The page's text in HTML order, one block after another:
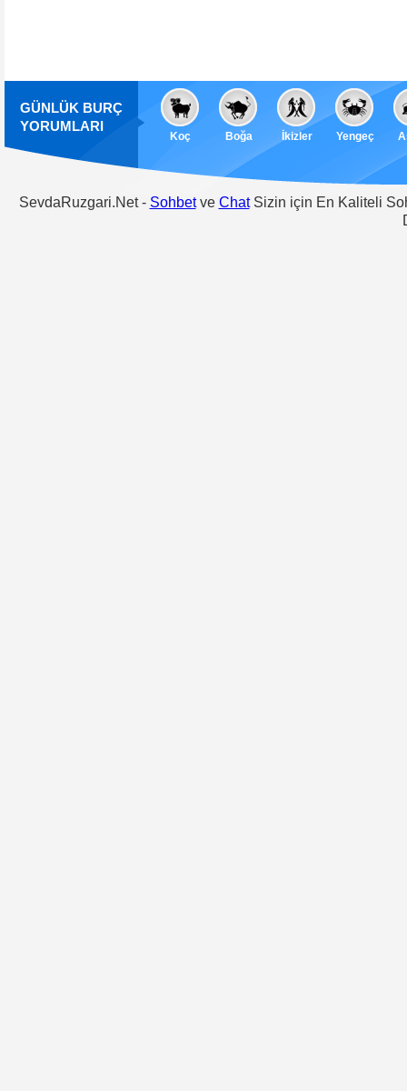
GÜNLÜK BURÇ
YORUMLARI
Koç Boğa İkizler Yengeç
SevdaRuzgari.Net - Sohbetve ChatSizin için En Kaliteli